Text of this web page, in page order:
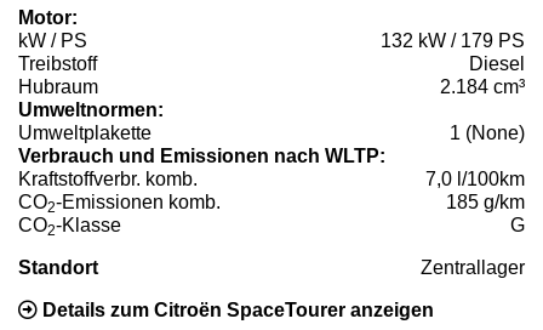
Motor:
kW / PS
132 kW / 179 PS
Treibstoff
Diesel
Hubraum
2.184 cm³
Umweltnormen:
Umweltplakette
1 (None)
Verbrauch und Emissionen nach WLTP:
Kraftstoffverbr. komb.
7,0 l/100km
CO2-Emissionen komb.
185 g/km
CO2-Klasse G
Standort Zentrallager
Details zum Citroën SpaceTourer anzeigen